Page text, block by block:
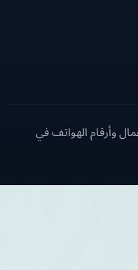
الهواتف في